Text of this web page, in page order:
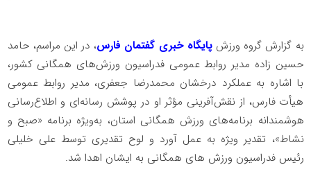
به گزارش گروه ورزش پایگاه خبری گفتمان فارس، در این مراسم، حامد
حسین زاده مدیر روابط عمومی فدراسیون ورزش‌های همگانی کشور،
با اشاره به عملکرد درخشان محمدرضا جعفری، مدیر روابط عمومی
هیأت فارس، از نقش‌آفرینی مؤثر او در پوشش رسانه‌ای و اطلاع‌رسانی
هوشمندانه برنامه‌های ورزش همگانی استان، به‌ویژه برنامه «صبح و
نشاط»، تقدیر ویژه به عمل آورد و لوح تقدیری توسط علی خلیلی
رئیس فدراسیون ورزش های همگانی به ایشان اهدا شد.